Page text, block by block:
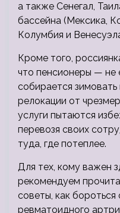
а также Сенегал,
бассейна (Мексика,
Колумбия и
Кроме того,
что пенсионеры — не
собирается
релокации от
услуги пытаются
перевозя своих
туда, где потеплее.
Для тех, кому важен
рекомендуем
советы, как
ревматоидного